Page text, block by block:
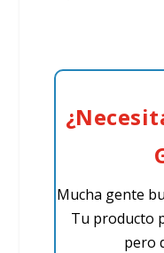
Mucha gente
Tu producto
pero